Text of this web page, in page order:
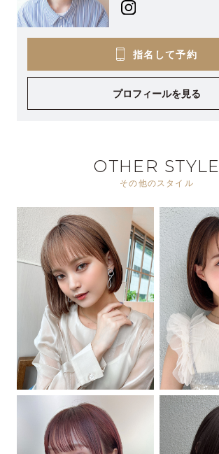
指名して予約
プロフィールを見る
OTHER STYLE
その他のスタイル